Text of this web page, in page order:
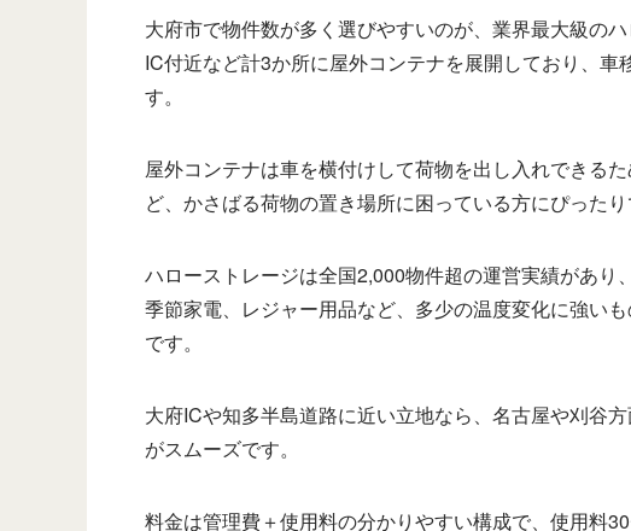
大府市で物件数が多く選びやすいのが、業界最大級の
IC付近など計3か所に屋外コンテナを展開しており、
す。
屋外コンテナは車を横付けして荷物を出し入れできる
ど、かさばる荷物の置き場所に困っている方にぴったり
ハローストレージは全国2,000物件超の運営実績があ
季節家電、レジャー用品など、多少の温度変化に強い
です。
大府ICや知多半島道路に近い立地なら、名古屋や刈谷
がスムーズです。
料金は管理費＋使用料の分かりやすい構成で、使用料